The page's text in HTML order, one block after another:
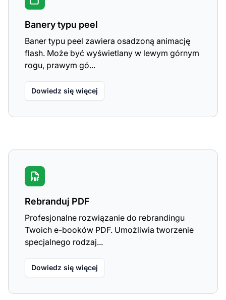
Banery typu peel
Baner typu peel zawiera osadzoną animację
flash. Może być wyświetlany w lewym górnym
rogu, prawym gó...
Dowiedz się więcej
Rebranduj PDF
Profesjonalne rozwiązanie do rebrandingu
Twoich e-booków PDF. Umożliwia tworzenie
specjalnego rodzaj...
Dowiedz się więcej